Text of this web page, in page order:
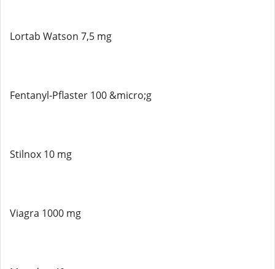
Lortab Watson 7,5 mg
Fentanyl-Pflaster 100 &micro;g
Stilnox 10 mg
Viagra 1000 mg